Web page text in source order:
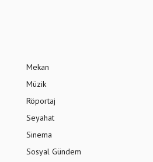
Mekan
Müzik
Röportaj
Seyahat
Sinema
Sosyal Gündem